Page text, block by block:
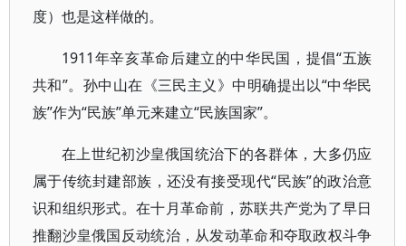
度）也是这样做的。
1911年辛亥革命后建立的中华民国，提倡“五族
共和”。孙中山在《三民主义》中明确提出以“中华民
族”作为“民族”单元来建立“民族国家”。
在上世纪初沙皇俄国统治下的各群体，大多仍应
属于传统封建部族，还没有接受现代“民族”的政治意
识和组织形式。在十月革命前，苏联共产党为了早日
推翻沙皇俄国反动统治，从发动革命和夺取政权斗争